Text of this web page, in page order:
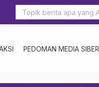
PEDOMAN MEDIA SIBER